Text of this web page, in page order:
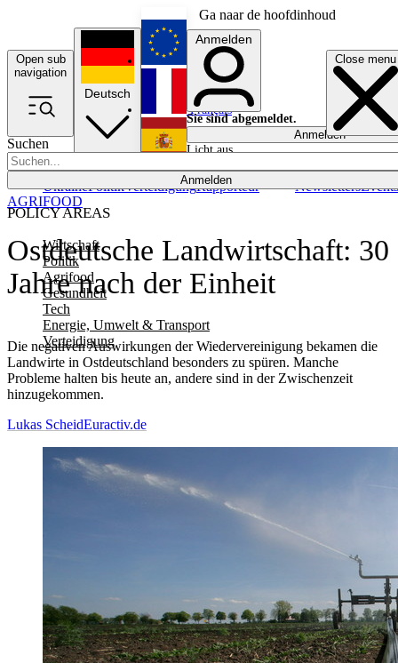
Ga naar de hoofdinhoud
Open sub
navigation
Close menu
Suchen
Anmelden
POLICY AREAS
Wirtschaft
Politik
Agrifood
Gesundheit
Tech
Energie, Umwelt & Transport
Verteidigung
UkrainePolitikVerteidigungRapporteur NewslettersEvents
Deutsch
English
Français
Anmelden
Sie sind abgemeldet.
Anmelden
Licht aus
Ostdeutsche Landwirtschaft: 30
Jahre nach der Einheit
Die negativen Auswirkungen der Wiedervereinigung bekamen die
Landwirte in Ostdeutschland besonders zu spüren. Manche
Probleme halten bis heute an, andere sind in der Zwischenzeit
hinzugekommen.
AGRIFOOD
Lukas ScheidEuractiv.de